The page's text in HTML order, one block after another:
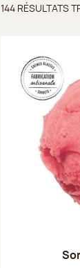
144 RÉSULTATS